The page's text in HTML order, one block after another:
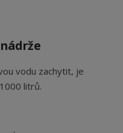
vodu zachytit, je
litrů.